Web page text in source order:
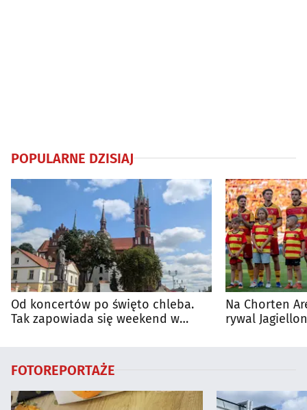
POPULARNE DZISIAJ
Od koncertów po święto chleba.
Tak zapowiada się weekend w
Na Chorten
rywal
FOTOREPORTAŻE